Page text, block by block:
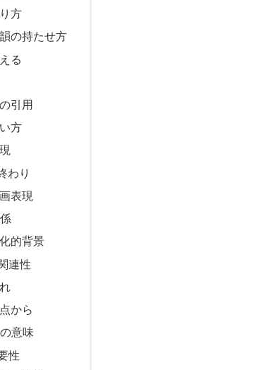
方
の持たせ方
る
引用
方
わり
表現
的背景
連性
から
意味
性